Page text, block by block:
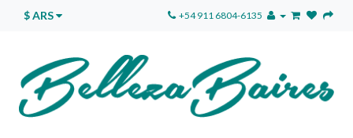
$ ARS +54 911 6804-6135